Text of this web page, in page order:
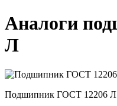
Аналоги
Л
Подшипник ГОСТ 12206 Л